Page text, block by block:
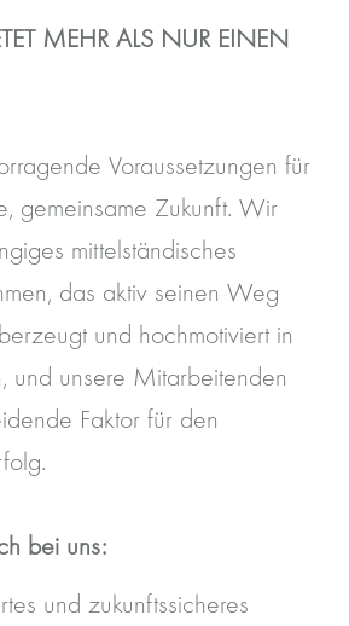
MEHR ALS NUR EINEN
Voraussetzungen für
gemeinsame Zukunft. Wir
mittelständisches
das aktiv seinen Weg
und hochmotiviert in
und unsere Mitarbeitenden
Faktor für den
bei uns:
und zukunftssicheres